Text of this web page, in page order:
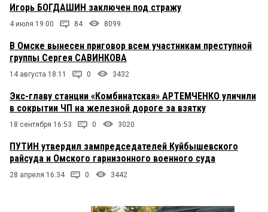
Игорь БОГДАШИН заключен под стражу
4 июля 19:00 84 8099
В Омске вынесен приговор всем участникам преступной
группы Сергея САВИНКОВА
14 августа 18:11 0 3432
Экс-главу станции «Комбинатская» АРТЕМЧЕНКО уличили
в сокрытии ЧП на железной дороге за взятку
18 сентября 16:53 0 3020
ПУТИН утвердил зампредседателей Куйбышевского
райсуда и Омского гарнизонного военного суда
28 апреля 16:34 0 3442